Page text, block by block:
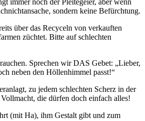
immer noch der Pleitegeier, aber wenn
sondern keine Befürchtung.
über das Recyceln von verkauften
züchtet. Bitte auf schlechten
Sprechen wir DAS Gebet: „Lieber,
neben den Höllenhimmel passt!“
zu jedem schlechten Scherz in der
die dürfen doch einfach alles!
(mit Ha), ihm Gestalt gibt und zum